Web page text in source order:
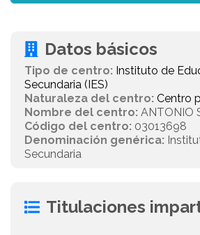
Datos básicos
Tipo de centro: Instituto de
Secundaria (IES)
Naturaleza del centro: Centro
Nombre del centro: ANTONIO
Código del centro: 03013698
Denominación genérica:
Secundaria
Titulaciones